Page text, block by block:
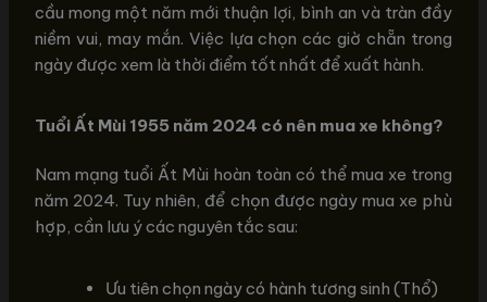
cầu mong một năm mới thuận lợi, bình an và tràn đầy
niềm vui, may mắn. Việc lựa chọn các giờ chẵn trong
ngày được xem là thời điểm tốt nhất để xuất hành.
Tuổi Ất Mùi 1955 năm 2024 có nên mua xe không?
Nam mạng tuổi Ất Mùi hoàn toàn có thể mua xe trong
năm 2024. Tuy nhiên, để chọn được ngày mua xe phù
hợp, cần lưu ý các nguyên tắc sau:
Ưu tiên chọn ngày có hành tương sinh (Thổ)